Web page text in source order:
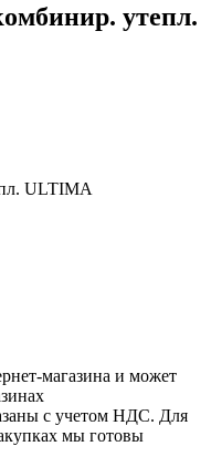
утепл.
ULTIMA
магазина и может
с учетом НДС. Для
мы готовы